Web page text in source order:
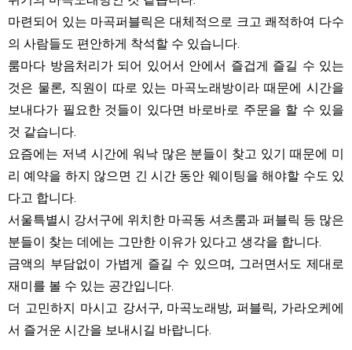
마련되어 있는 마곡퍼블릭은 대체적으로 크고 쾌적하여 다수
의 사람들도 편안하게 착석할 수 있습니다.
룸마다 방음처리가 되어 있어서 안에서 즐겁게 즐길 수 있는
것은 물론, 직원이 따로 있는 마곡노래방이라 때문에 시간을
보내다가 필요한 것들이 있다면 바로바로 주문을 할 수 있을
것 같습니다.
요즘에는 저녁 시간에 워낙 많은 분들이 찾고 있기 때문에 미
리 예약을 하지 않으면 긴 시간 동안 웨이팅을 해야할 수도 있
다고 합니다.
서울특별시 강서구에 위치한 마곡동 셔츠룸과 퍼블릭 등 많은
분들이 찾는 데에는 그만한 이유가 있다고 생각을 합니다.
금액의 부담없이 가볍게 즐길 수 있으며, 그러면서도 제대로
재미를 볼 수 있는 공간입니다.
더 고민하지 마시고 강서구, 마곡노래방, 퍼블릭, 가라오케에
서 즐거운 시간을 보내시길 바랍니다.